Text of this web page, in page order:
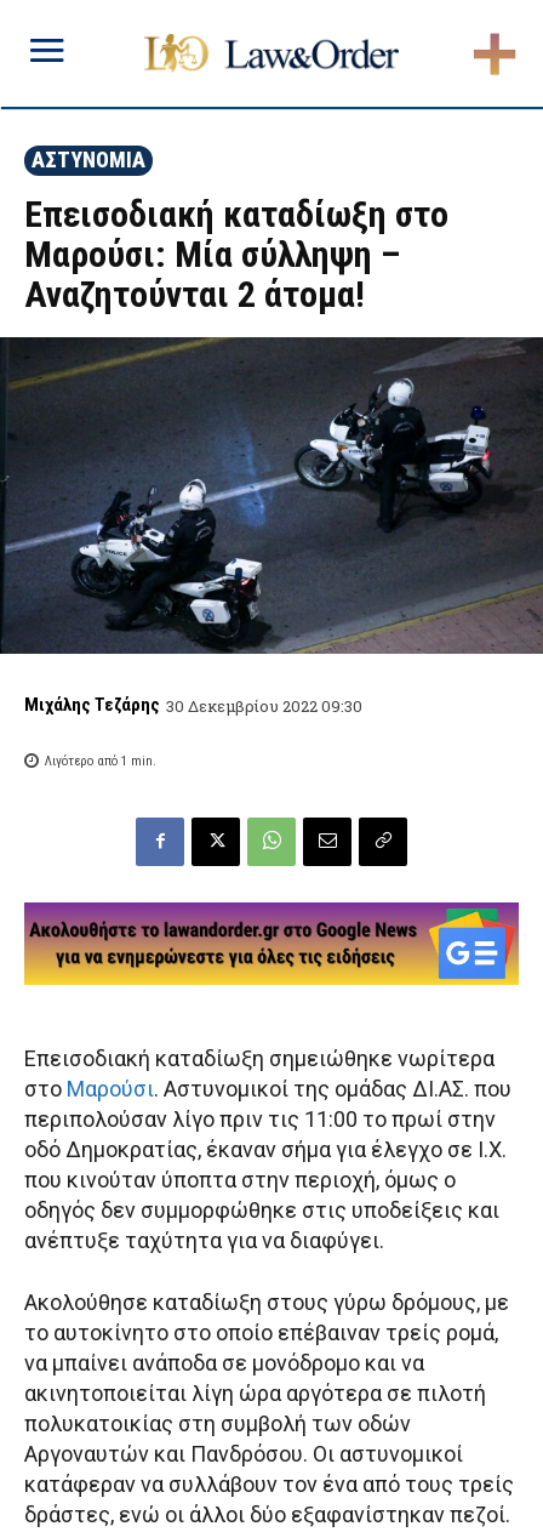
ΑΣΤΥΝΟΜΙΑ
Επεισοδιακή καταδίωξη στο
Μαρούσι: Μία σύλληψη –
Αναζητούνται 2 άτομα!
Μιχάλης Τεζάρης 30 Δεκεμβρίου 2022 09:30
Λιγότερο από 1 min.
Επεισοδιακή καταδίωξη σημειώθηκε νωρίτερα
στο Μαρούσι. Αστυνομικοί της ομάδας ΔΙ.ΑΣ. που
περιπολούσαν λίγο πριν τις 11:00 το πρωί στην
οδό Δημοκρατίας, έκαναν σήμα για έλεγχο σε Ι.Χ.
που κινούταν ύποπτα στην περιοχή, όμως ο
οδηγός δεν συμμορφώθηκε στις υποδείξεις και
ανέπτυξε ταχύτητα για να διαφύγει.
Ακολούθησε καταδίωξη στους γύρω δρόμους, με
το αυτοκίνητο στο οποίο επέβαιναν τρείς ρομά,
να μπαίνει ανάποδα σε μονόδρομο και να
ακινητοποιείται λίγη ώρα αργότερα σε πιλοτή
πολυκατοικίας στη συμβολή των οδών
Αργοναυτών και Πανδρόσου. Οι αστυνομικοί
κατάφεραν να συλλάβουν τον ένα από τους τρείς
δράστες, ενώ οι άλλοι δύο εξαφανίστηκαν πεζοί.